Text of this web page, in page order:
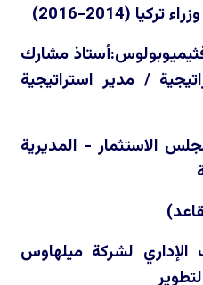
(2014-2016)
مشارك
/ مدير استراتيجية
الاستثمار - المديرية
لشركة ميلهاوس